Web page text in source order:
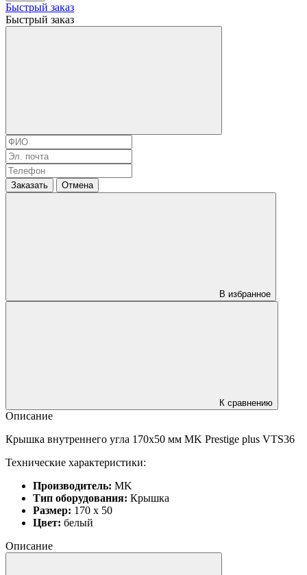
Быстрый заказ
Быстрый заказ
Заказать Отмена
В избранное
К сравнению
Описание
Крышка внутреннего угла 170x50 мм MK Prestige plus VTS36
Технические характеристики:
Производитель: MK
Тип оборудования: Крышка
Размер: 170 x 50
Цвет: белый
Описание